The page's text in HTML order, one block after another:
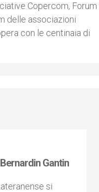
Copercom, Forum
delle associazioni
con le centinaia di
Gantin
si